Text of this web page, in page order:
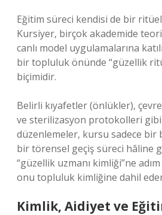
Eğitim süreci kendisi de bir
Kursiyer, birçok akademide
canlı model uygulamalarına
bir topluluk önünde “güzellik
biçimidir.
Belirli kıyafetler (önlükler),
ve sterilizasyon protokolleri
düzenlemeler, kursu sadece bir
bir törensel geçiş süreci hâline
“güzellik uzmanı kimliği”ne
onu topluluk kimliğine dahil
Kimlik, Aidiyet ve